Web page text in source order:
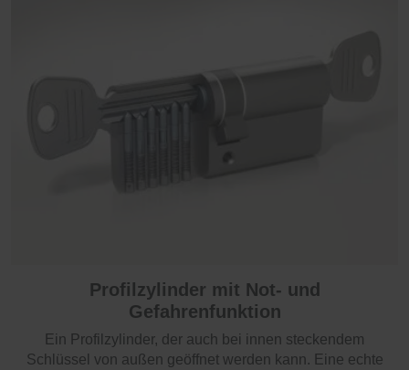
Profilzylinder mit Not- und
Gefahrenfunktion
Ein Profilzylinder, der auch bei innen steckendem
Schlüssel von außen geöffnet werden kann. Eine echte